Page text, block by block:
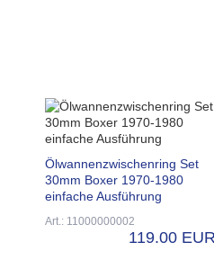
Ölwannenzwischenring Set
30mm Boxer 1970-1980
einfache Ausführung
Art.: 11000000002
119.00